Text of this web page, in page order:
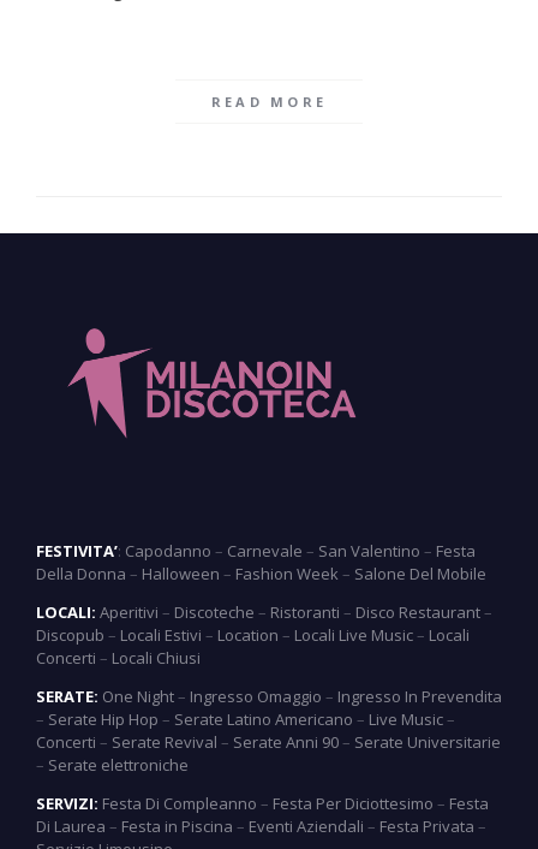
READ MORE
FESTIVITA’: Capodanno – Carnevale – San Valentino – Festa
Della Donna – Halloween – Fashion Week – Salone Del Mobile
LOCALI: Aperitivi – Discoteche – Ristoranti – Disco Restaurant–
Discopub – Locali Estivi – Location – Locali Live Music– Locali
Concerti – Locali Chiusi
SERATE: One Night– Ingresso Omaggio – Ingresso In Prevendita
– Serate Hip Hop – Serate Latino Americano – Live Music–
Concerti – Serate Revival – Serate Anni 90– Serate Universitarie
– Serate elettroniche
SERVIZI: Festa Di Compleanno – Festa Per Diciottesimo – Festa
Di Laurea – Festa in Piscina – Eventi Aziendali – Festa Privata –